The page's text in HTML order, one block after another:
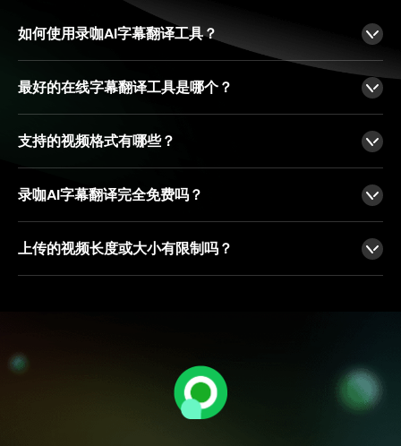
如何使用录咖AI字幕翻译工具？
最好的在线字幕翻译工具是哪个？
支持的视频格式有哪些？
录咖AI字幕翻译完全免费吗？
上传的视频长度或大小有限制吗？